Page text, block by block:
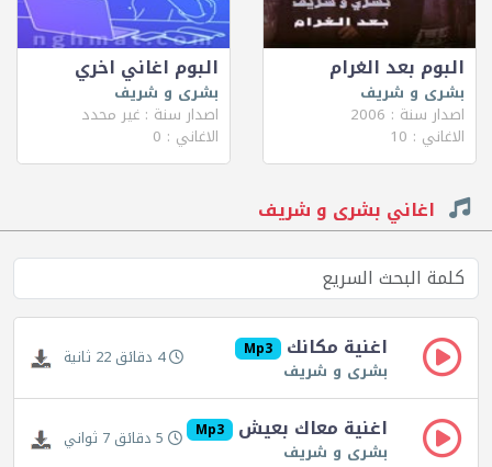
البوم بعد الغرام
بشرى و شريف
اصدار سنة : 2006
الاغاني : 10
البوم اغاني اخري
بشرى و شريف
اصدار سنة : غير محدد
الاغاني : 0
اغاني بشرى و شريف
اغنية مكانك Mp3
بشرى و شريف 4 دقائق 22 ثانية
اغنية معاك بعيش Mp3
بشرى و شريف 5 دقائق 7 ثواني